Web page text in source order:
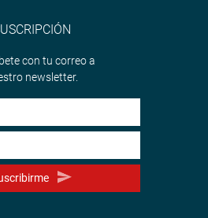
con tu correo a
newsletter.